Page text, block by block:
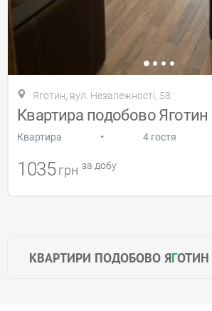
КВАРТИРИ ПОДОБОВО ЯГОТИН
Яготин, вул. Незалежності, 58
Квартира подобово Яготин
Квартира • 4 гостя
1035 грн за добу